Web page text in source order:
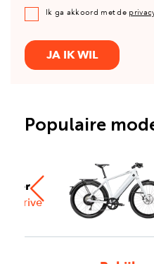
Ik ga akkoord met de
JA IK WIL
Populaire
Drive